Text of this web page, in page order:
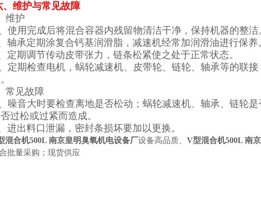
、维护与常见故障
维护
使用完成后将混合容器内残留物清洁干净，保持机器的整洁
轴承定期涂复合钙基润滑脂，减速机经常加润滑油进行保养
定期调节传动皮带张力，链条松紧使之处于正常状态。
定期检查电机，蜗轮减速机、皮带轮、链轮、轴承等的联
常见故障
噪音大时要检查离地是否松动；蜗轮减速机、轴承、链轮
过松或过紧而造成。
进出料口泄漏，密封条损坏要加以更换。
混合机500L 南京皇明臭氧机电设备厂设备高品质、 V型混合机500L 南
批量采购；现货供应